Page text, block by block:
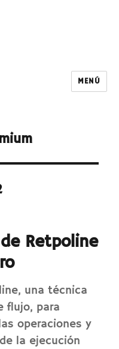
MENÚ
Retpoline
una técnica
flujo, para
operaciones y
la ejecución